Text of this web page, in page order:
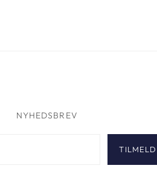
NYHEDSBREV
TILMELD